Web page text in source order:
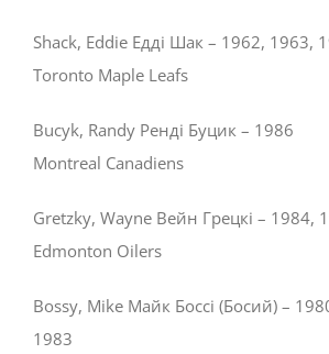
Shack, Eddie Едді Шак – 1962, 1963,
Toronto Maple Leafs
Bucyk, Randy Ренді Буцик – 1986
Montreal Canadiens
Gretzky, Wayne Вейн Грецкі – 1984,
Edmonton Oilers
Bossy, Mike Майк Боссі (Босий) –
1983